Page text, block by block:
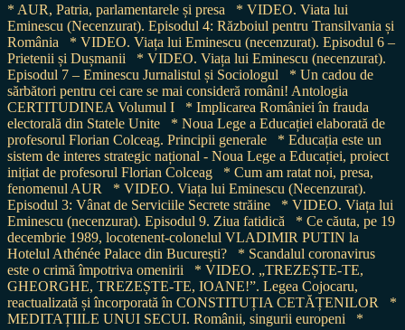
* AUR, Patria, parlamentarele și presa
* VIDEO. Viata lui
Eminescu (Necenzurat). Episodul 4: Războiul pentru Transilvania și
România
* VIDEO. Viața lui Eminescu (necenzurat). Episodul 6 –
Prietenii și Dușmanii
* VIDEO. Viața lui Eminescu (necenzurat).
Episodul 7 – Eminescu Jurnalistul și Sociologul
* Un cadou de
sărbători pentru cei care se mai consideră români! Antologia
CERTITUDINEA Volumul I
* Implicarea României în frauda
electorală din Statele Unite
* Noua Lege a Educației elaborată de
profesorul Florian Colceag. Principii generale
* Educația este un
sistem de interes strategic național - Noua Lege a Educației, proiect
inițiat de profesorul Florian Colceag
* Cum am ratat noi, presa,
fenomenul AUR
* VIDEO. Viața lui Eminescu (Necenzurat).
Episodul 3: Vânat de Serviciile Secrete străine
* VIDEO. Viața lui
Eminescu (necenzurat). Episodul 9. Ziua fatidică
* Ce căuta, pe 19
decembrie 1989, locotenent-colonelul VLADIMIR PUTIN la
Hotelul Athénée Palace din București?
* Scandalul coronavirus
este o crimă împotriva omenirii
* VIDEO. „TREZEȘTE-TE,
GHEORGHE, TREZEȘTE-TE, IOANE!”. Legea Cojocaru,
reactualizată și încorporată în CONSTITUȚIA CETĂȚENILOR
*
MEDITAȚIILE UNUI SECUI. Românii, singurii europeni
*